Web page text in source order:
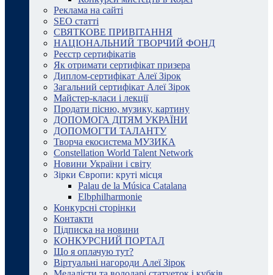
Реклама на сайті
SEO статті
СВЯТКОВЕ ПРИВІТАННЯ
НАЦІОНАЛЬНИЙ ТВОРЧИЙ ФОНД
Реєстр сертифікатів
Як отримати сертифікат призера
Диплом-сертифікат Алеї Зірок
Загальний сертифікат Алеї Зірок
Майстер-класи і лекції
Продати пісню, музику, картину
ДОПОМОГА ДІТЯМ УКРАЇНИ
ДОПОМОГТИ ТАЛАНТУ
Творча екосистема МУЗИКА
Constellation World Talent Network
Новини України і світу
Зірки Європи: круті місця
Palau de la Música Catalana
Elbphilharmonie
Конкурсні сторінки
Контакти
Підписка на новини
КОНКУРСНИЙ ПОРТАЛ
Що я оплачую тут?
Віртуальні нагороди Алеї Зірок